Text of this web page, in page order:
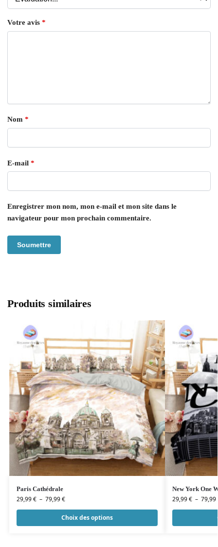
Votre avis *
Nom *
E-mail *
Enregistrer mon nom, mon e-mail et mon site dans le
navigateur pour mon prochain commentaire.
Produits similaires
Paris Cathédrale
29,99€ – 79,99€
Choix des options
New York One
29,99€ – 79,99